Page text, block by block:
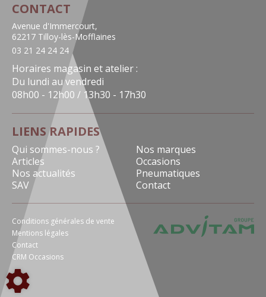
CONTACT
Avenue d'Immercourt,
62217 Tilloy-lès-Mofflaines
03 21 24 24 24
Horaires magasin et atelier :
Du lundi au vendredi
08h00 - 12h00 / 13h30 - 17h30
LIENS RAPIDES
Qui sommes-nous ?
Nos marques
Articles
Occasions
Nos actualités
Pneumatiques
SAV
Contact
Conditions générales de vente
Mentions légales
Contact
CRM Occasions